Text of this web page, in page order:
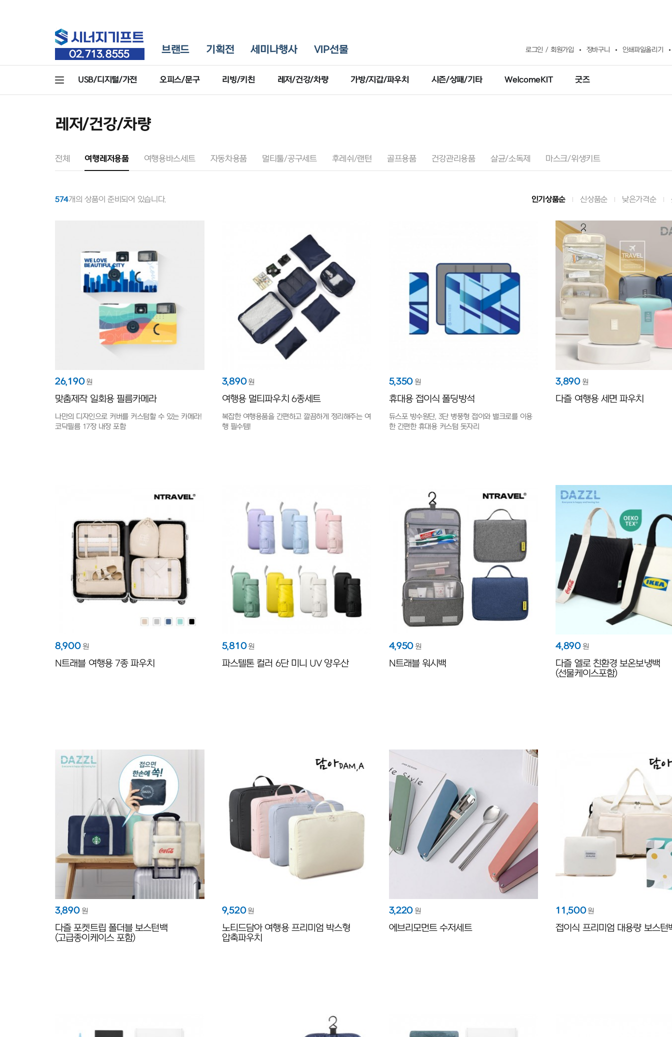
브랜드 기획전 세미나행사 VIP선물 로그인 회원가입 장바구니 인쇄파일올리기
USB/디지털/가전 오피스/문구 리빙/키친 레저/건강/차량 가방/지갑/파우치 시즌/상패/기타 WelcomeKIT 굿즈
레저/건강/차량
전체 여행레저용품 여행용바스세트 자동차용품 멀티툴/공구세트 후레쉬/랜턴 골프용품 건강관리용품 살균/소독제 마스크/위생키트
574개의 상품이 준비되어 있습니다. 인기상품순 신상품순 낮은가격순
26,190원
맞춤제작 일회용 필름카메라
나만의 디자인으로 커버를 커스텀할 수 있는 카메라!
코닥필름 17장 내장 포함
3,890원
여행용 멀티파우치 6종세트
복잡한 여행용품을 간편하고 깔끔하게 정리해주는 여
행 필수템!
5,350원
휴대용 접이식 폴딩방석
듀스포 방수원단, 3단 병풍형 접이와 밸크로를 이용
한 간편한 휴대용 커스텀 돗자리
3,890원
다즐 여행용 세면 파우치
8,900 원
N트래블 여행용 7종 파우치
5,810원
파스텔톤 컬러 6단 미니 UV 양우산
4,950원
N트래블 워시백
4,890원
다즐 엘로 친환경 보온보냉백
(선물케이스포함)
3,890 원
다즐 포켓트립 폴더블 보스턴백
(고급종이케이스 포함)
9,520원
노티드담아 여행용 프리미엄 박스형
압축파우치
3,220원
에브리모먼트 수저세트
11,500원
접이식 프리미엄 대용량 보스턴